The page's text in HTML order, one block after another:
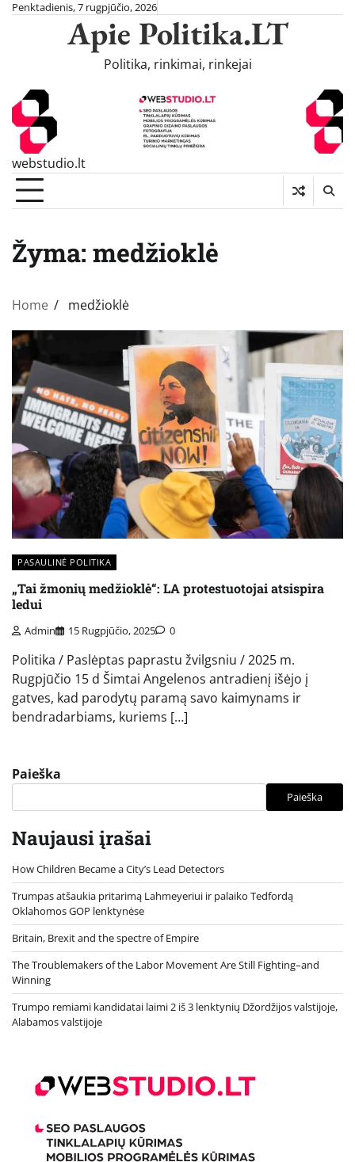
SkipPenktadienis, 7 rugpjūčio, 2026
Apie Politika.LT
Politika, rinkimai, rinkejai
webstudio.lt
Žyma: medžioklė
Home medžioklė
PASAULINĖ POLITIKA
„Tai žmonių medžioklė“: LA protestuotojai atsispira
ledui
Admin 15 Rugpjūčio, 2025 0
Politika / Paslėptas paprastu žvilgsniu / 2025 m.
Rugpjūčio 15 d Šimtai Angelenos antradienį išėjo į
gatves, kad parodytų paramą savo kaimynams ir
bendradarbiams, kuriems […]
Paieška
Paieška
Naujausi įrašai
How Children Became a City’s Lead Detectors
Trumpas atšaukia pritarimą Lahmeyeriui ir palaiko Tedfordą
Oklahomos GOP lenktynėse
Britain, Brexit and the spectre of Empire
The Troublemakers of the Labor Movement Are Still Fighting–and
Winning
Trumpo remiami kandidatai laimi 2 iš 3 lenktynių Džordžijos valstijoje,
Alabamos valstijoje